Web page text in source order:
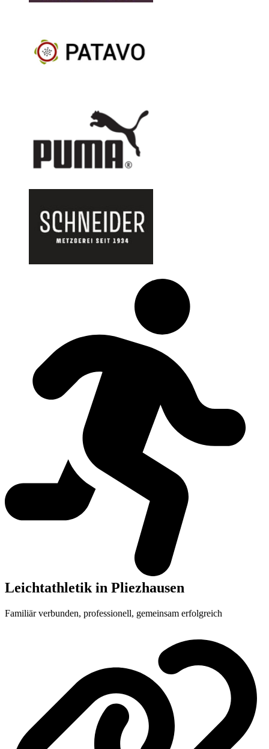
Leichtathletik in Pliezhausen
Familiär verbunden, professionell, gemeinsam erfolgreich